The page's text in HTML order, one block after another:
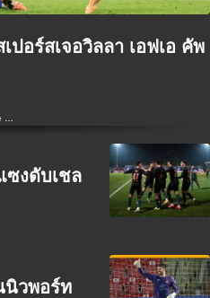
อร์สเจอวิลลา เอฟเอ คัพ
ซงดับเชล
นิวพอร์ท